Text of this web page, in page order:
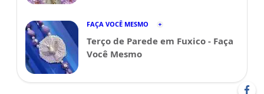
FAÇA VOCÊ MESMO
Terço de Parede em Fuxico - Faça
Você Mesmo